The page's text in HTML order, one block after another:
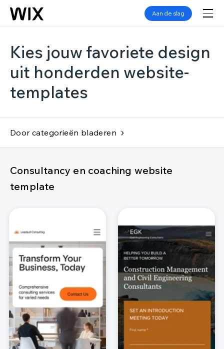
Aan de slag
Kies jouw favoriete design
uit honderden website-
templates
Door categorieën bladeren
Consultancy en coaching website
template